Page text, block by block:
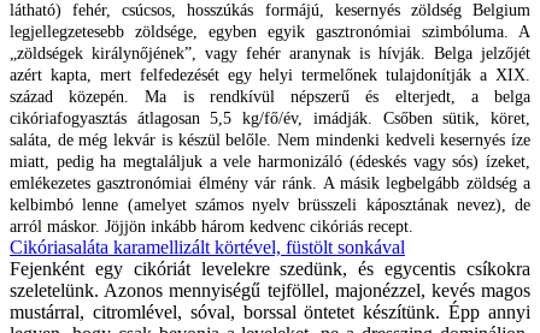
látható) fehér, csúcsos, hosszúkás formájú, kesernyés zöldség Belgium
legjellegzetesebb zöldsége, egyben egyik gasztronómiai szimbóluma. A
„zöldségek királynőjének”, vagy fehér aranynak is hívják. Belga jelzőjét
azért kapta, mert felfedezését egy helyi termelőnek tulajdonítják a XIX.
század közepén. Ma is rendkívül népszerű és elterjedt, a belga
cikóriafogyasztás átlagosan 5,5 kg/fő/év, imádják. Csőben sütik, köret,
saláta, de még lekvár is készül belőle. Nem mindenki kedveli kesernyés íze
miatt, pedig ha megtaláljuk a vele harmonizáló (édeskés vagy sós) ízeket,
emlékezetes gasztronómiai élmény vár ránk. A másik legbelgább zöldség a
kelbimbó lenne (amelyet számos nyelv brüsszeli káposztának nevez), de
arról máskor. Jöjjön inkább három kedvenc cikóriás recept.
Cikóriasaláta karamellizált körtével, füstölt sonkával
Fejenként egy cikóriát levelekre szedünk, és egycentis csíkokra
szeletelünk. Azonos mennyiségű tejföllel, majonézzel, kevés magos
mustárral, citromlével, sóval, borssal öntetet készítünk. Épp annyi